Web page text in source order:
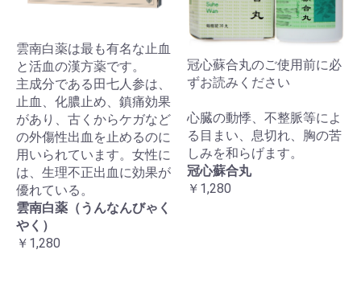
雲南白薬は最も有名な止血
と活血の漢方薬です。
主成分である田七人参は、
止血、化膿止め、鎮痛効果
があり、古くからケガなど
の外傷性出血を止めるのに
用いられています。女性に
は、生理不正出血に効果が
優れている。
雲南白薬（うんなんびゃく
やく）
￥1,280
冠心蘇合丸のご使用前に必
ずお読みください
心臓の動悸、不整脈等によ
る目まい、息切れ、胸の苦
しみを和らげます。
冠心蘇合丸
￥1,280